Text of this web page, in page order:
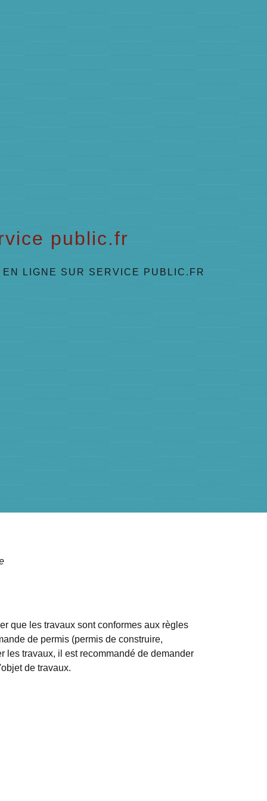
public.fr
EN LIGNE SUR SERVICE PUBLIC.FR
que les travaux sont conformes aux règles
de permis (permis de construire,
les travaux, il est recommandé de demander
de travaux.